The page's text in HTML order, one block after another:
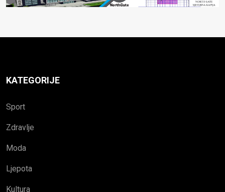
KATEGORIJE
Sport
Zdravlje
Moda
Ljepota
Kultura